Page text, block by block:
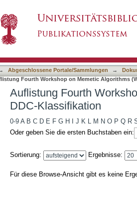
Abgeschlossene Portale/Sammlungen →
Fourth Workshop on Memetic Algorithms
Auflistung Fourth
DDC-Klassifikation
0-9 A B C D E F G H J K L M N O P Q R
Oder geben Sie die ersten Buchstaben ein:
Sortierung: Ergebnisse:
Für diese Browse-Ansicht gibt es keine